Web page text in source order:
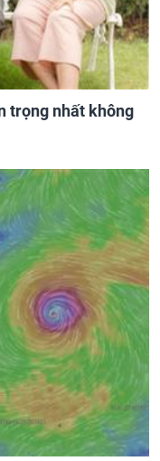
trọng nhất không